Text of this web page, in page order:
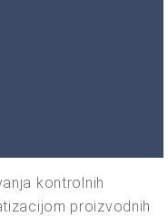
kontrolnih
proizvodnih